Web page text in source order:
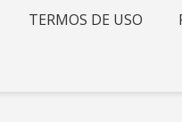
TERMOS DE USO